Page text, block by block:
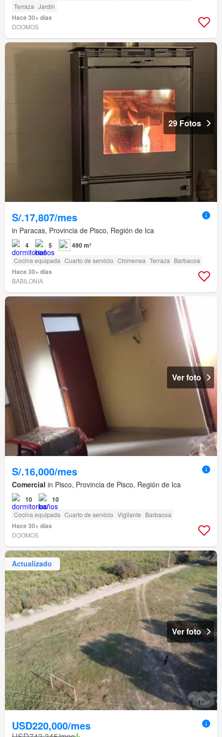
Terraza Jardín
Hace 30+ días
DOOMOS
29 Fotos
S/.17,807/mes
in Paracas, Provincia de Pisco, Región de Ica
4 5 490 m²
Cocina equipada Cuarto de servicio Chimenea Terraza Barbacoa
Hace 30+ días
BABILONIA
Ver foto
S/.16,000/mes
Comercial in Pisco, Provincia de Pisco, Región de Ica
10 10
Cocina equipada Cuarto de servicio Vigilante Barbacoa
Hace 30+ días
DOOMOS
Actualizado
Ver foto
USD220,000/mes